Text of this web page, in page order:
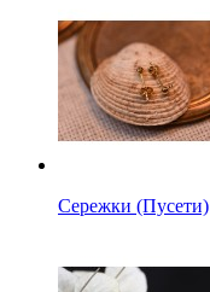
Сережки (Пусети)